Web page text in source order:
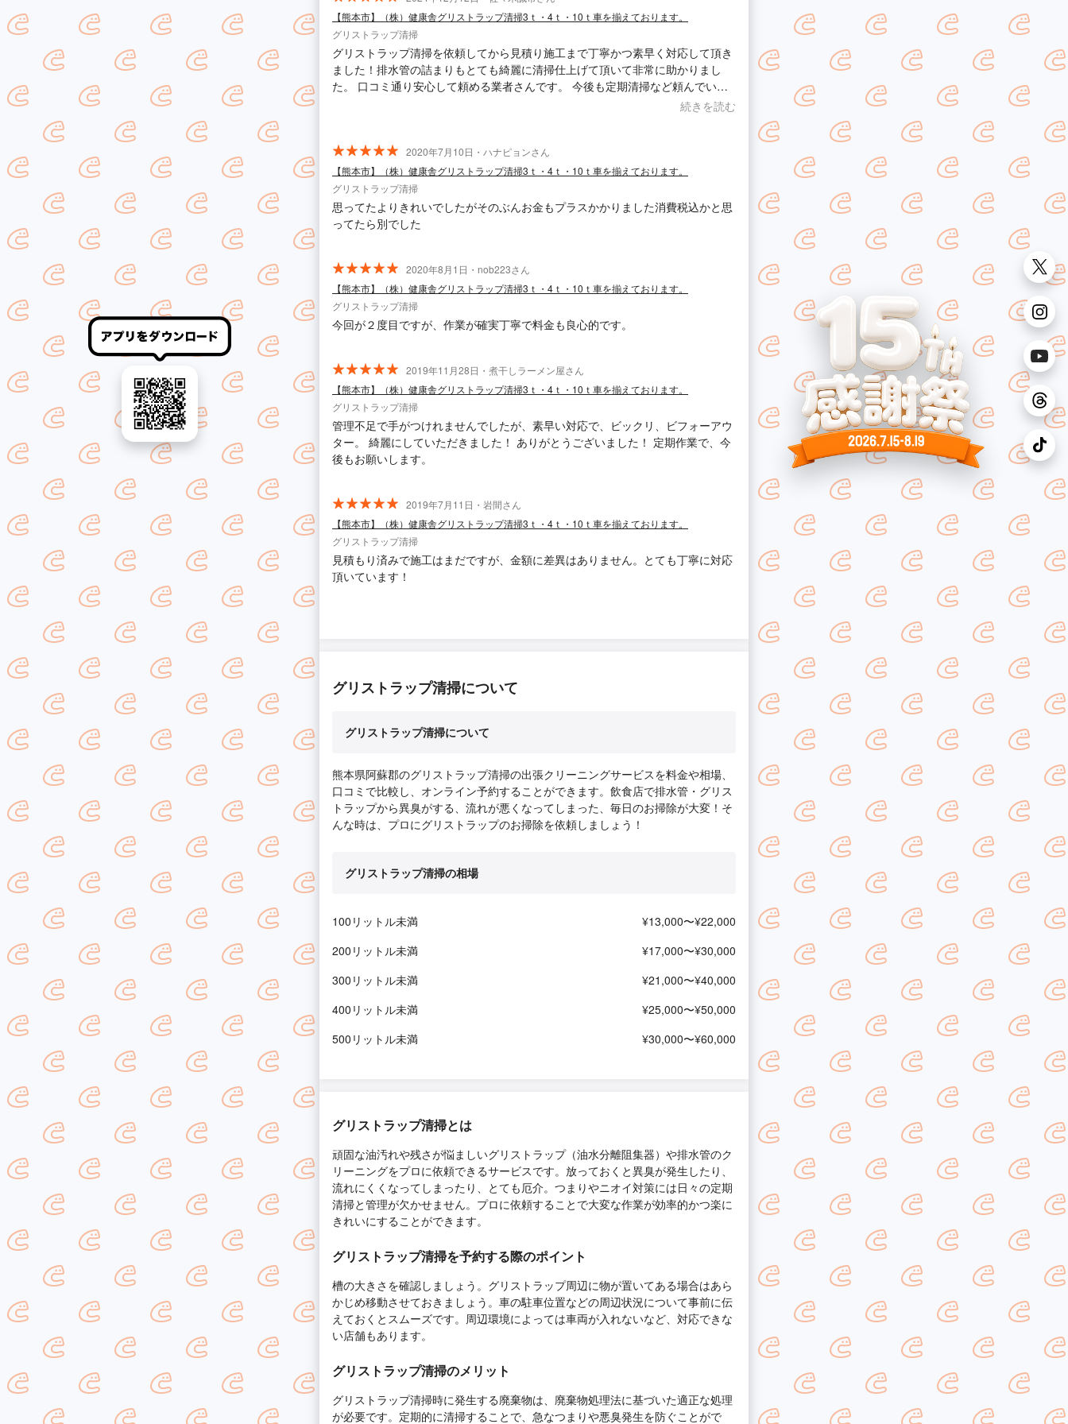
【熊本市】（株）健康舎グリストラップ清掃3ｔ・4ｔ・10ｔ車を揃えております。
グリストラップ清掃
グリストラップ清掃を依頼してから見積り施工まで丁寧かつ素早く対応して頂き
ました！排水管の詰まりもとても綺麗に清掃仕上げて頂いて非常に助かりまし
た。 口コミ通り安心して頼める業者さんです。 今後も定期清掃など頼んでいけ
続きを読む
2020年7月10日・ハナピョンさん
【熊本市】（株）健康舎グリストラップ清掃3ｔ・4ｔ・10ｔ車を揃えております。
グリストラップ清掃
思ってたよりきれいでしたがそのぶんお金もプラスかかりました消費税込かと思
ってたら別でした
2020年8月1日・nob223さん
【熊本市】（株）健康舎グリストラップ清掃3ｔ・4ｔ・10ｔ車を揃えております。
グリストラップ清掃
今回が２度目ですが、作業が確実丁寧で料金も良心的です。
2019年11月28日・煮干しラーメン屋さん
【熊本市】（株）健康舎グリストラップ清掃3ｔ・4ｔ・10ｔ車を揃えております。
グリストラップ清掃
管理不足で手がつけれませんでしたが、素早い対応で、ビックリ、ビフォーアウ
ター。 綺麗にしていただきました！ ありがとうございました！ 定期作業で、今
後もお願いします。
2019年7月11日・岩間さん
【熊本市】（株）健康舎グリストラップ清掃3ｔ・4ｔ・10ｔ車を揃えております。
グリストラップ清掃
見積もり済みで施工はまだですが、金額に差異はありません。とても丁寧に対応
頂いています！
グリストラップ清掃について
グリストラップ清掃について
熊本県阿蘇郡のグリストラップ清掃の出張クリーニングサービスを料金や相場、
口コミで比較し、オンライン予約することができます。飲食店で排水管・グリス
トラップから異臭がする、流れが悪くなってしまった、毎日のお掃除が大変！そ
んな時は、プロにグリストラップのお掃除を依頼しましょう！
グリストラップ清掃の相場
100リットル未満
¥13,000〜¥22,000
200リットル未満
¥17,000〜¥30,000
300リットル未満
¥21,000〜¥40,000
400リットル未満
¥25,000〜¥50,000
500リットル未満
¥30,000〜¥60,000
グリストラップ清掃とは
頑固な油汚れや残さが悩ましいグリストラップ（油水分離阻集器）や排水管のク
リーニングをプロに依頼できるサービスです。放っておくと異臭が発生したり、
流れにくくなってしまったり、とても厄介。つまりやニオイ対策には日々の定期
清掃と管理が欠かせません。プロに依頼することで大変な作業が効率的かつ楽に
きれいにすることができます。
グリストラップ清掃を予約する際のポイント
槽の大きさを確認しましょう。グリストラップ周辺に物が置いてある場合はあら
かじめ移動させておきましょう。車の駐車位置などの周辺状況について事前に伝
えておくとスムーズです。周辺環境によっては車両が入れないなど、対応できな
い店舗もあります。
グリストラップ清掃のメリット
グリストラップ清掃時に発生する廃棄物は、廃棄物処理法に基づいた適正な処理
が必要です。定期的に清掃することで、急なつまりや悪臭発生を防ぐことがで